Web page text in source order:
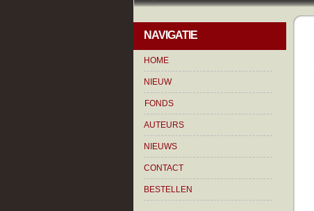
NAVIGATIE
HOME
NIEUW
FONDS
AUTEURS
NIEUWS
CONTACT
BESTELLEN